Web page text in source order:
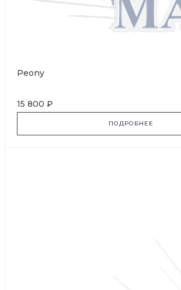
Peony
15 800 ₽
ПОДРОБНЕЕ